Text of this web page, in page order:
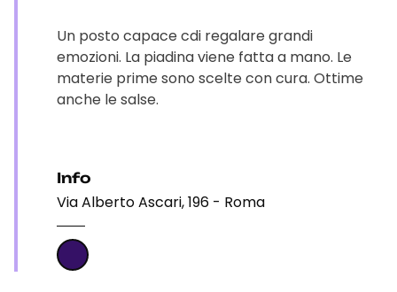
Un posto capace cdi regalare grandi
emozioni. La piadina viene fatta a mano. Le
materie prime sono scelte con cura. Ottime
anche le salse.
Info
Via Alberto Ascari, 196 - Roma